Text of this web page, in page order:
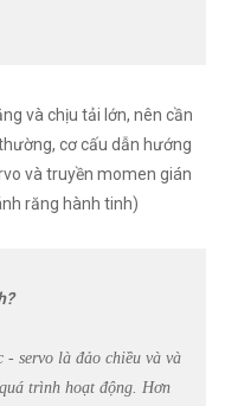
và chịu tải lớn, nên cần
cơ cấu dẫn hướng
và truyền momen gián
răng hành tinh)
- servo là đảo chiều và và
trình hoạt động. Hơn